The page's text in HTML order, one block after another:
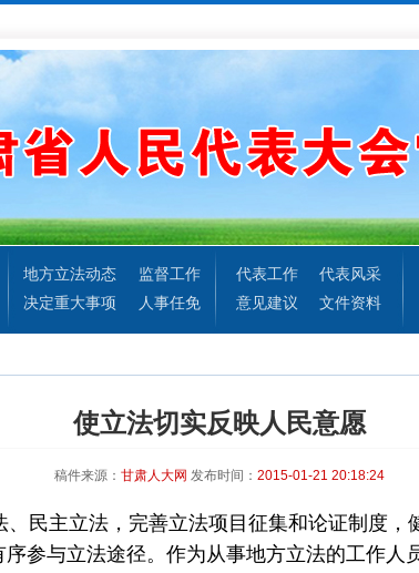
地方立法动态
监督工作
决定重大事项
人事任免
代表工作
代表风采
意见建议
文件资料
使立法切实反映人民意愿
稿件来源： 甘肃人大网 发布时间： 2015-01-21 20:18:24
民主立法，完善立法项目征集和论证制度，
参与立法途径。作为从事地方立法的工作人